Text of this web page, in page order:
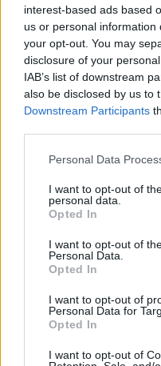
interest-based ads based
us or personal
your opt-out. You may
disclosure of your
IAB’s list of downstream
also be disclosed by us to
Downstream Participants
Please note that this
not limited to your visit or
grant or deny consent to
use your data for below
consent section.
Personal Data
I want to opt-out of
personal data.
Opted In
I want to opt-out of
Personal Data.
Opted In
I want to opt-out of
Personal Data for
Opted In
I want to opt-out of
IGAZI RITKASÁG:
NYITJÁK MEG A
FELÜLJÁRÓT
Hétfőn hajnali négy órától
az átkelőt, az autóbuszok